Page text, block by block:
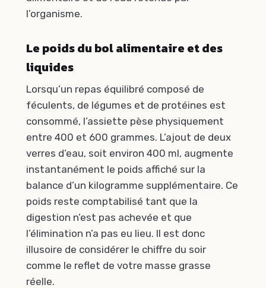
l’organisme.
Le poids du bol alimentaire et des
liquides
Lorsqu’un repas équilibré composé de
féculents, de légumes et de protéines est
consommé, l’assiette pèse physiquement
entre 400 et 600 grammes. L’ajout de deux
verres d’eau, soit environ 400 ml, augmente
instantanément le poids affiché sur la
balance d’un kilogramme supplémentaire. Ce
poids reste comptabilisé tant que la
digestion n’est pas achevée et que
l’élimination n’a pas eu lieu. Il est donc
illusoire de considérer le chiffre du soir
comme le reflet de votre masse grasse
réelle.